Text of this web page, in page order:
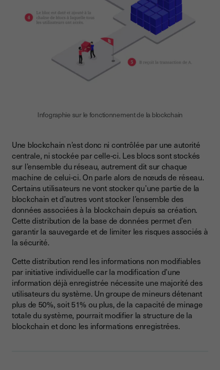
Infographie sur le fonctionnement de la blockchain
Une blockchain n’est donc ni contrôlée par une autorité
centrale, ni stockée par celle-ci. Les blocs sont stockés
sur l’ensemble du réseau, autrement dit sur chaque
machine de celui-ci. On parle alors de nœuds de réseau.
Certains utilisateurs ne vont stocker qu’une partie de la
blockchain et d’autres vont stocker l’ensemble des
données associées à la blockchain depuis sa création.
Cette distribution de la base de données permet d’en
garantir la sauvegarde et de limiter les risques associés à
la sécurité.
Cette distribution rend les informations non modifiables
par initiative individuelle car la modification d’une
information déjà enregistrée nécessite une majorité des
utilisateurs du système. Un groupe de mineurs détenant
plus de 50%, soit 51% ou plus, de la capacité de minage
totale du système, pourrait modifier la structure de la
blockchain et donc les informations enregistrées.